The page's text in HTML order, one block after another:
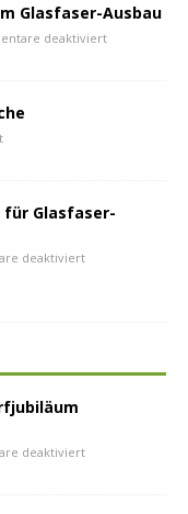
Glasfaser-Ausbau
deaktiviert
Glasfaser-
deaktiviert
deaktiviert